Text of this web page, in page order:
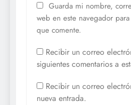
Guarda mi nombre,
web en este navegador
que comente.
Recibir un correo
siguientes comentarios a
Recibir un correo
nueva entrada.